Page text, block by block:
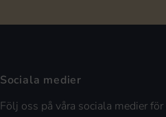
Sociala medier
Följ oss på våra sociala medier